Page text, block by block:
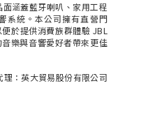
涵蓋藍牙喇叭、家用工程
系統。本公司擁有直營門
於提供消費族群體驗 JBL
樂與音響愛好者帶來更佳
理：英大貿易股份有限公司